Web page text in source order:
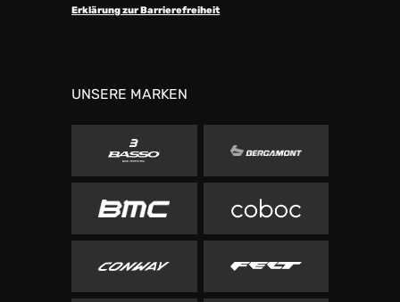
Erklärung zur Barrierefreiheit
UNSERE MARKEN